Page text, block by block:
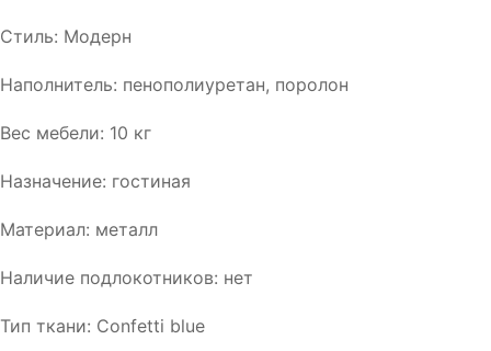
Стиль: Модерн
Наполнитель: пенополиуретан, поролон
Вес мебели: 10 кг
Назначение: гостиная
Материал: металл
Наличие подлокотников: нет
Тип ткани: Confetti blue